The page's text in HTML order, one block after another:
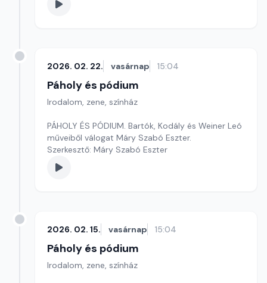
2026. 02. 22. vasárnap 15:04
Páholy és pódium
Irodalom, zene, színház
PÁHOLY ÉS PÓDIUM. Bartók, Kodály és Weiner Leó
műveiből válogat Máry Szabó Eszter.
Szerkesztő: Máry Szabó Eszter
2026. 02. 15. vasárnap 15:04
Páholy és pódium
Irodalom, zene, színház